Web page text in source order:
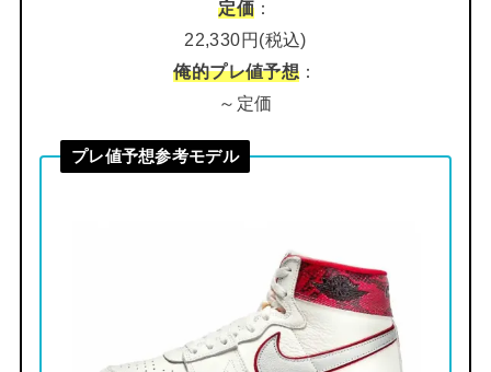
定価 ：
22,330円(税込)
俺的プレ値予想 ：
～定価
プレ値予想参考モデル